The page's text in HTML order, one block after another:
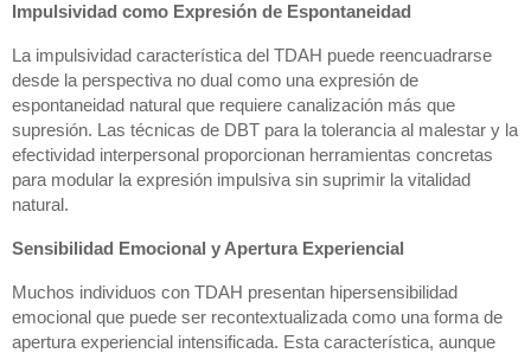
Impulsividad como Expresión de Espontaneidad
La impulsividad característica del TDAH puede reencuadrarse
desde la perspectiva no dual como una expresión de
espontaneidad natural que requiere canalización más que
supresión. Las técnicas de DBT para la tolerancia al malestar y la
efectividad interpersonal proporcionan herramientas concretas
para modular la expresión impulsiva sin suprimir la vitalidad
natural.
Sensibilidad Emocional y Apertura Experiencial
Muchos individuos con TDAH presentan hipersensibilidad
emocional que puede ser recontextualizada como una forma de
apertura experiencial intensificada. Esta característica, aunque